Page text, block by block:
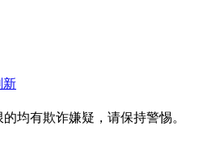
新
均有欺诈嫌疑，请保持警惕。